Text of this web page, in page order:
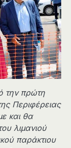
την πρώτη
Περιφέρειας
και θα
λιμανιού
παράκτιου